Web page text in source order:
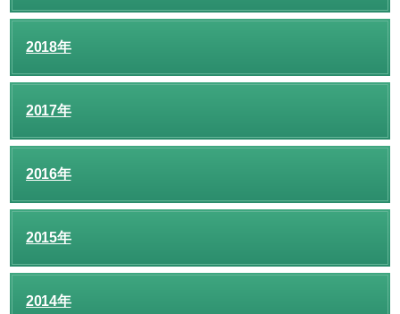
2018年
2017年
2016年
2015年
2014年